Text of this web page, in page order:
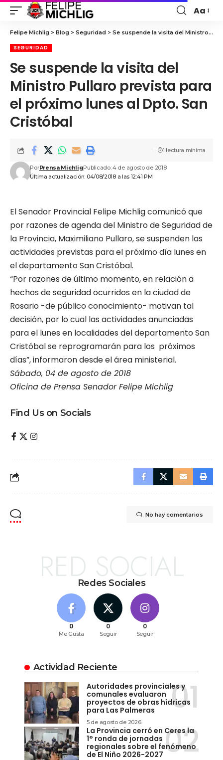
Aa
Felipe Michlig > Blog > Seguridad > Se suspende la visita del Ministro Pullaro prevista para el próximo lunes al Dpto. San Cristóbal
SEGURIDAD
Se suspende la visita del
Ministro Pullaro prevista para
el próximo lunes al Dpto. San
Cristóbal
Última actualización: 04/08/2018 a las 12:41 PM
PorPrensa MichligPublicado: 4 de agosto de 2018
1 lectura mínima
El Senador Provincial Felipe Michlig comunicó que
por razones de agenda del Ministro de Seguridad de
la Provincia, Maximiliano Pullaro, se suspenden las
actividades previstas para el próximo día lunes en
el departamento San Cristóbal.
“Por razones de último momento, en relación a
hechos de seguridad ocurridos en la ciudad de
Rosario -de público conocimiento- motivan tal
decisión, por lo cual las actividades anunciadas
para el lunes en localidades del departamento San
Cristóbal se reprogramarán para los próximos
días”, informaron desde el área ministerial.
Sábado, 04 de agosto de 2018
Oficina de Prensa Senador Felipe Michlig
Find Us on Socials
No hay comentarios
Redes Sociales
RED SOCIAL
0
Me Gusta
0
Seguir
0
Seguir
Actividad Reciente
Autoridades provinciales y
comunales evaluaron
proyectos de obras hídricas
para Las Palmeras
5 de agosto de 2026
La Provincia cerró en Ceres la
1° ronda de jornadas
regionales sobre el fenómeno
de El Niño 2026-2027